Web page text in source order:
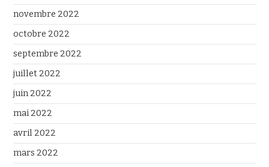
novembre 2022
octobre 2022
septembre 2022
juillet 2022
juin 2022
mai 2022
avril 2022
mars 2022